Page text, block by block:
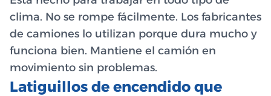
clima. No se rompe fácilmente. Los fabricantes
de camiones lo utilizan porque dura mucho y
funciona bien. Mantiene el camión en
movimiento sin problemas.
Latiguillos de encendido que